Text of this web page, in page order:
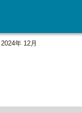
2024年 12月